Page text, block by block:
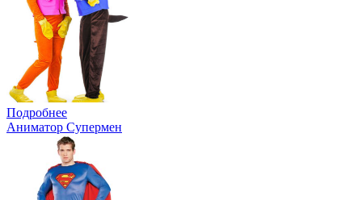
Подробнее
Аниматор Супермен